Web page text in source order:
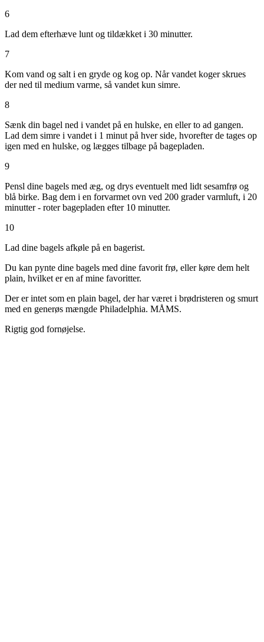
6
Lad dem efterhæve lunt og tildækket i 30 minutter.
7
Kom vand og salt i en gryde og kog op. Når vandet koger skrues
der ned til medium varme, så vandet kun simre.
8
Sænk din bagel ned i vandet på en hulske, en eller to ad gangen.
Lad dem simre i vandet i 1 minut på hver side, hvorefter de tages op
igen med en hulske, og lægges tilbage på bagepladen.
9
Pensl dine bagels med æg, og drys eventuelt med lidt sesamfrø og
blå birke. Bag dem i en forvarmet ovn ved 200 grader varmluft, i 20
minutter - roter bagepladen efter 10 minutter.
10
Lad dine bagels afkøle på en bagerist.
Du kan pynte dine bagels med dine favorit frø, eller køre dem helt
plain, hvilket er en af mine favoritter.
Der er intet som en plain bagel, der har været i brødristeren og smurt
med en generøs mængde Philadelphia. MÅMS.
Rigtig god fornøjelse.